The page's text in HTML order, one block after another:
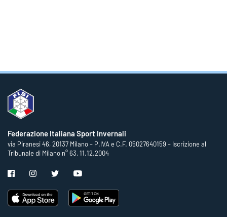
Federazione Italiana Sport Invernali
via Piranesi 46, 20137 Milano – P.IVA e C.F. 05027640159 – Iscrizione al
Tribunale di Milano n° 63, 11.12.2004